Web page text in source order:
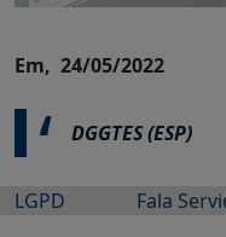
Em, 24/05/2022
DGGTES (ESP)
LGPD Fala